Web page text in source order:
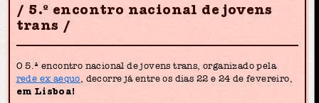
5.º encontro nacional de jovens
trans
O 5.ª encontro nacional de jovens trans, organizado pela
rede ex aequo, decorre já entre os dias 22 e 24 de fevereiro,
em Lisboa!